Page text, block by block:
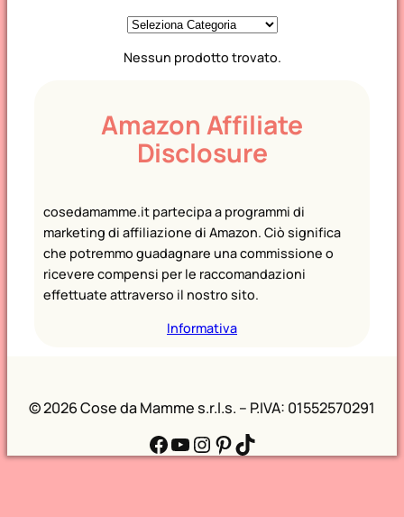
C
t
o
Nessun prodotto trovato.
Amazon Affiliate
Disclosure
cosedamamme.it partecipa a programmi di
marketing di affiliazione di Amazon. Ciò significa
che potremmo guadagnare una commissione o
ricevere compensi per le raccomandazioni
effettuate attraverso il nostro sito.
Informativa
©2026 Cose da Mamme s.r.l.s. – P.IVA: 01552570291
Facebook YouTube Instagram Pinterest TikTok